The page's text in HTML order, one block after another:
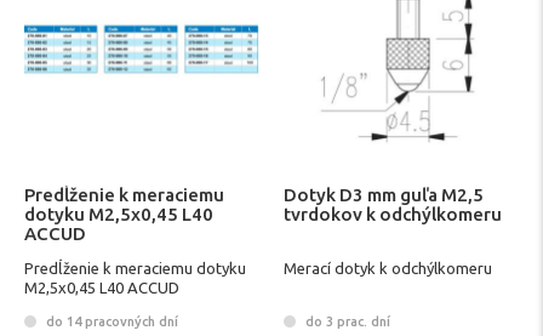
Predĺženie k meraciemu
dotyku M2,5x0,45 L40
ACCUD
Predĺženie k meraciemu dotyku
M2,5x0,45 L40 ACCUD
do 14 pracovných dní
Dotyk D3 mm guľa M2,5
tvrdokov k odchýlkomeru
Merací dotyk k odchýlkomeru
do 3 prac. dní